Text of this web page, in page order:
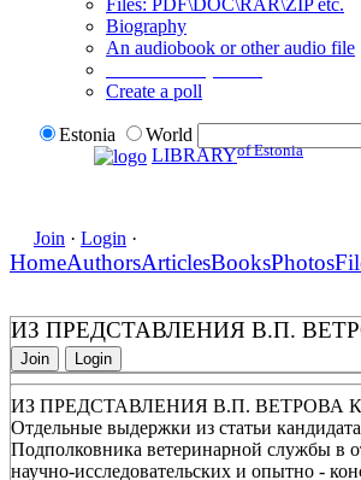
Files: PDF\DOC\RAR\ZIP etc.
Biography
An audiobook or other audio file
Create a poll
Estonia
World
LIBRARYof Estonia
Join · Login ·
HomeAuthorsArticlesBooksPhotos
ИЗ ПРЕДСТАВЛЕНИЯ В.П.
Join Login
ИЗ ПРЕДСТАВЛЕНИЯ В.П. ВЕТРОВА
Отдельные выдержки из статьи
Подполковника ветеринарной службы в
научно-исследовательских и опытно -